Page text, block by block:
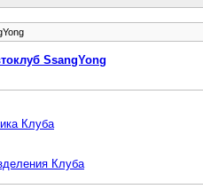
SsangYong
Клуба
Клуба